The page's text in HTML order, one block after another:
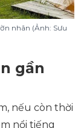
nhãn (Ảnh: Sưu
gần
nếu còn thời
nổi tiếng